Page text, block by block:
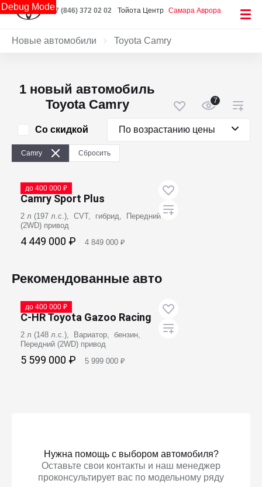
Debug Mode+7 (846) 372 02 02 Тойота Центр Самара Аврора
Новые автомобили Toyota Camry
1 новый автомобиль
Toyota Camry
7
Camry Сбросить
Со скидкой По возрастанию цены
до 400 000 ₽
В наличии
Camry Sport Plus
2 л (197 л.с.), CVT, гибрид, Передний
(2WD) привод
4 449 000 ₽ 4 849 000 ₽
Рекомендованные авто
до 400 000 ₽
В наличии
C-HR Toyota Gazoo Racing
2 л (148 л.с.), Вариатор, бензин,
Передний (2WD) привод
5 599 000 ₽ 5 999 000 ₽
Нужна помощь с выбором автомобиля?
Оставьте свои контакты и наш менеджер
проконсультирует вас по модельному ряду